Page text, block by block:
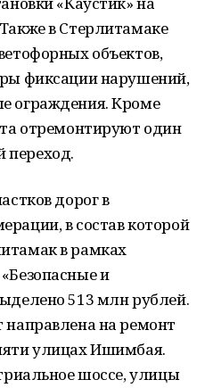
в Стерлитамаке
объектов,
фиксации нарушений,
ограждения. Кроме
отремонтируют один
дорог в
в состав которой
в рамках
и
513 млн рублей.
на ремонт
улицах Ишимбая.
шоссе, улицы